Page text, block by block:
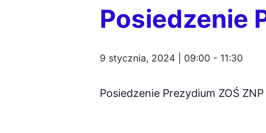
Posiedzenie
9 stycznia, 2024 | 09:00 - 11:30
Posiedzenie Prezydium ZOŚ ZNP